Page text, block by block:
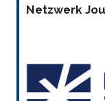
Netzwerk